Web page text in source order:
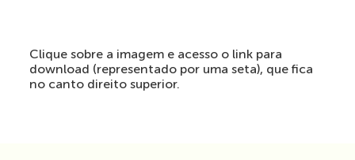
Clique sobre a imagem e acesso o link para
download (representado por uma seta), que fica
no canto direito superior.